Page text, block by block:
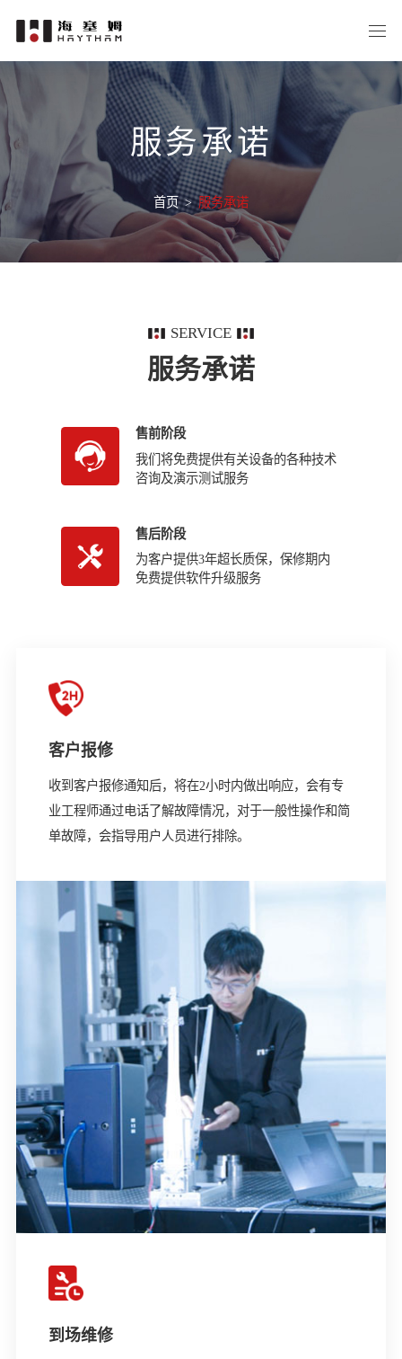
服务承诺
首页 > 服务承诺
SERVICE
服务承诺
售前阶段
我们将免费提供有关设备的各种技术
咨询及演示测试服务
售后阶段
为客户提供3年超长质保，保修期内
免费提供软件升级服务
客户报修
收到客户报修通知后，将在2小时内做出响应，会有专
业工程师通过电话了解故障情况，对于一般性操作和简
单故障，会指导用户人员进行排除。
到场维修